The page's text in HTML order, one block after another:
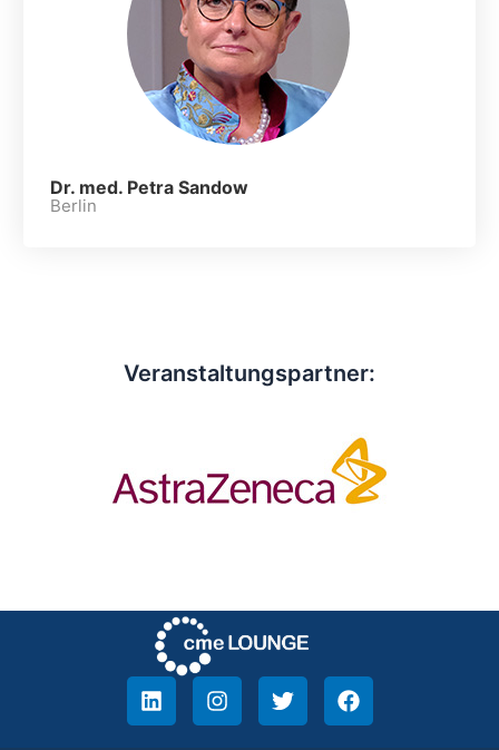
Dr. med. Petra Sandow
Berlin
Veranstaltungspartner: